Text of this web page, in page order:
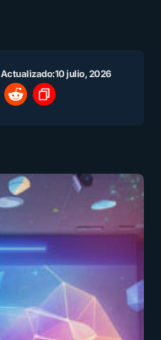
Actualizado:10 julio, 2026